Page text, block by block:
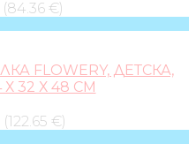
(84.36 €)
FLOWERY, ДЕТСКА,
32 Х 48 CM
€)